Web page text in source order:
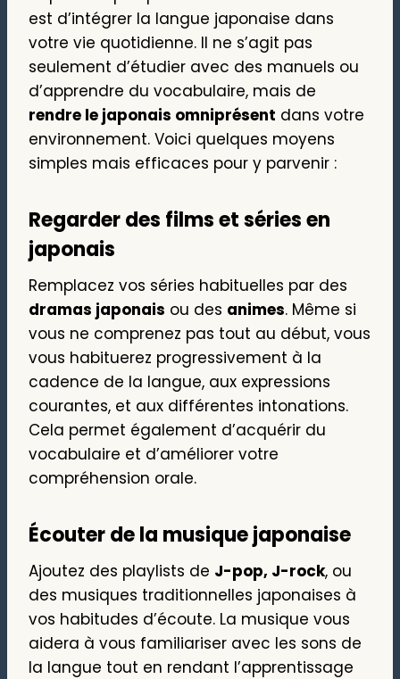
est d’intégrer la langue japonaise dans
votre vie quotidienne. Il ne s’agit pas
seulement d’étudier avec des manuels ou
d’apprendre du vocabulaire, mais de
rendre le japonais omniprésent dans votre
environnement. Voici quelques moyens
simples mais efficaces pour y parvenir :
Regarder des films et séries en
japonais
Remplacez vos séries habituelles par des
dramas japonais ou des animes. Même si
vous ne comprenez pas tout au début, vous
vous habituerez progressivement à la
cadence de la langue, aux expressions
courantes, et aux différentes intonations.
Cela permet également d’acquérir du
vocabulaire et d’améliorer votre
compréhension orale.
Écouter de la musique japonaise
Ajoutez des playlists de J-pop, J-rock, ou
des musiques traditionnelles japonaises à
vos habitudes d’écoute. La musique vous
aidera à vous familiariser avec les sons de
la langue tout en rendant l’apprentissage